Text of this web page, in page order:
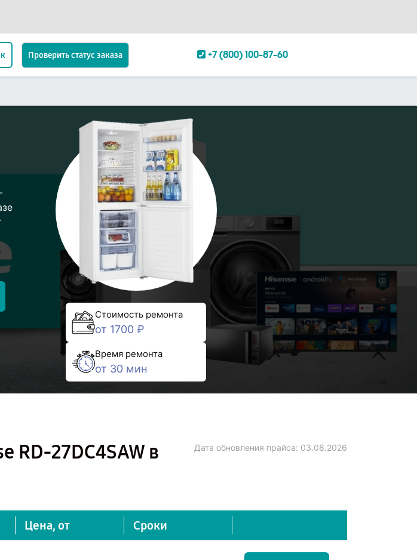
Проверить статус заказа +7 (800) 100-87-60
Стоимость ремонта
от 1700 ₽
Время ремонта
от 30 мин
RD-27DC4SAW в
Дата обновления прайса: 03.08.2026
Цена, от Сроки